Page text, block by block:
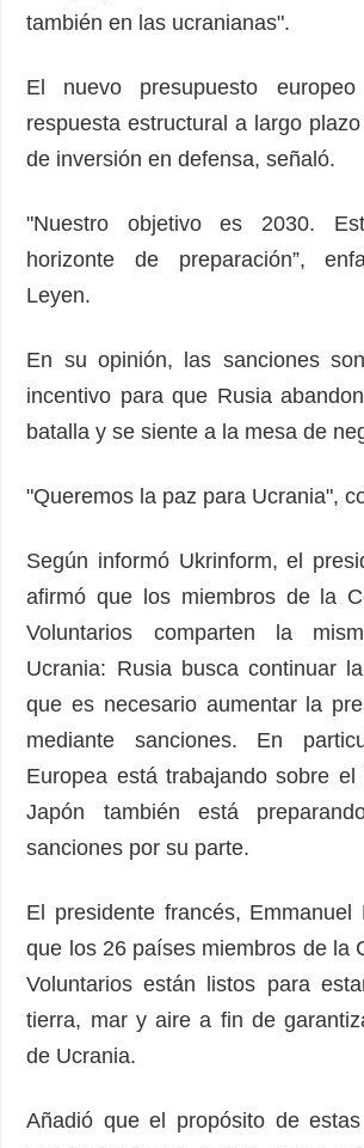
también en las ucranianas".
El nuevo presupuesto
respuesta estructural a largo
de inversión en defensa, señaló.
"Nuestro objetivo es 2030.
horizonte de preparación”,
Leyen.
En su opinión, las sanciones
incentivo para que Rusia
batalla y se siente a la mesa de
"Queremos la paz para Ucrania",
Según informó Ukrinform, el
afirmó que los miembros de la
Voluntarios comparten la
Ucrania: Rusia busca continuar
que es necesario aumentar la
mediante sanciones. En
Europea está trabajando sobre el
Japón también está
sanciones por su parte.
El presidente francés, Emmanuel
que los 26 países miembros de la
Voluntarios están listos para
tierra, mar y aire a fin de
de Ucrania.
Añadió que el propósito de